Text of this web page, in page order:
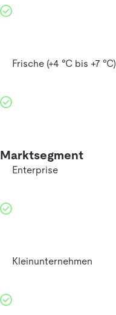
Frische (+4 °C bis +7 °C)
Marktsegment
Enterprise
Kleinunternehmen